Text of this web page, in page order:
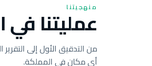
منهجيتنا
عمليتنا في السيو لـ 8
من التدقيق الأول إلى
أي مكان في المملكة.